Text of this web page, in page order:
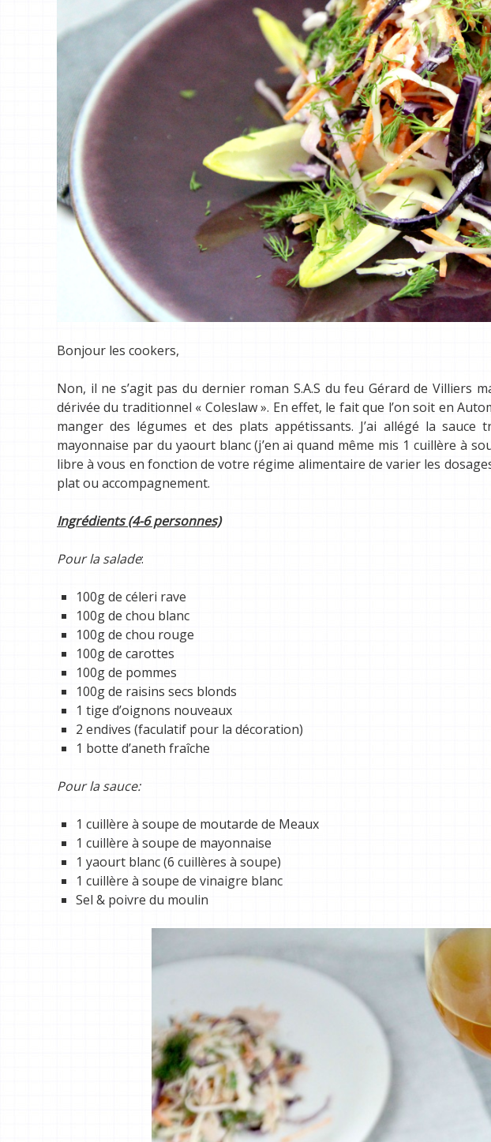
Bonjour les cookers,
Non, il ne s’agit pas du dernier roman S.A.S du feu Gérard de Villiers
dérivée du traditionnel « Coleslaw ». En effet, le fait que l’on soit en
manger des légumes et des plats appétissants. J’ai allégé la sauce
mayonnaise par du yaourt blanc (j’en ai quand même mis 1 cuillère à
libre à vous en fonction de votre régime alimentaire de varier les
plat ou accompagnement.
Ingrédients (4-6 personnes)
Pour la salade:
100g de céleri rave
100g de chou blanc
100g de chou rouge
100g de carottes
100g de pommes
100g de raisins secs blonds
1 tige d’oignons nouveaux
2 endives (faculatif pour la décoration)
1 botte d’aneth fraîche
Pour la sauce:
1 cuillère à soupe de moutarde de Meaux
1 cuillère à soupe de mayonnaise
1 yaourt blanc (6 cuillères à soupe)
1 cuillère à soupe de vinaigre blanc
Sel & poivre du moulin